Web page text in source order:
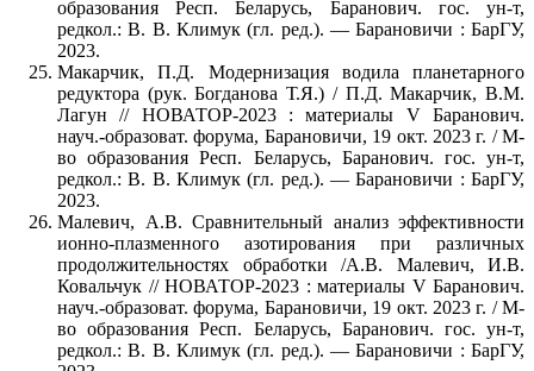
образования Респ. Беларусь, Баранович. гос. ун-т,
редкол.: В. В. Климук (гл. ред.). — Барановичи : БарГУ,
2023.
Макарчик, П.Д. Модернизация водила планетарного
редуктора (рук. Богданова Т.Я.) / П.Д. Макарчик, В.М.
Лагун // НОВАТОР-2023 : материалы V Баранович.
науч.-образоват. форума, Барановичи, 19 окт. 2023 г. / М-
во образования Респ. Беларусь, Баранович. гос. ун-т,
редкол.: В. В. Климук (гл. ред.). — Барановичи : БарГУ,
2023.
Малевич, А.В. Сравнительный анализ эффективности
ионно-плазменного азотирования при различных
продолжительностях обработки /А.В. Малевич, И.В.
Ковальчук // НОВАТОР-2023 : материалы V Баранович.
науч.-образоват. форума, Барановичи, 19 окт. 2023 г. / М-
во образования Респ. Беларусь, Баранович. гос. ун-т,
редкол.: В. В. Климук (гл. ред.). — Барановичи : БарГУ,